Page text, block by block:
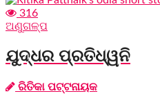
316
ଅଣୁଗଳ୍ପ
ଯୁଦ୍ଧର ପ୍ରତିଧ୍ୱନି
ରିତିକା ପଟ୍ଟନାୟକ